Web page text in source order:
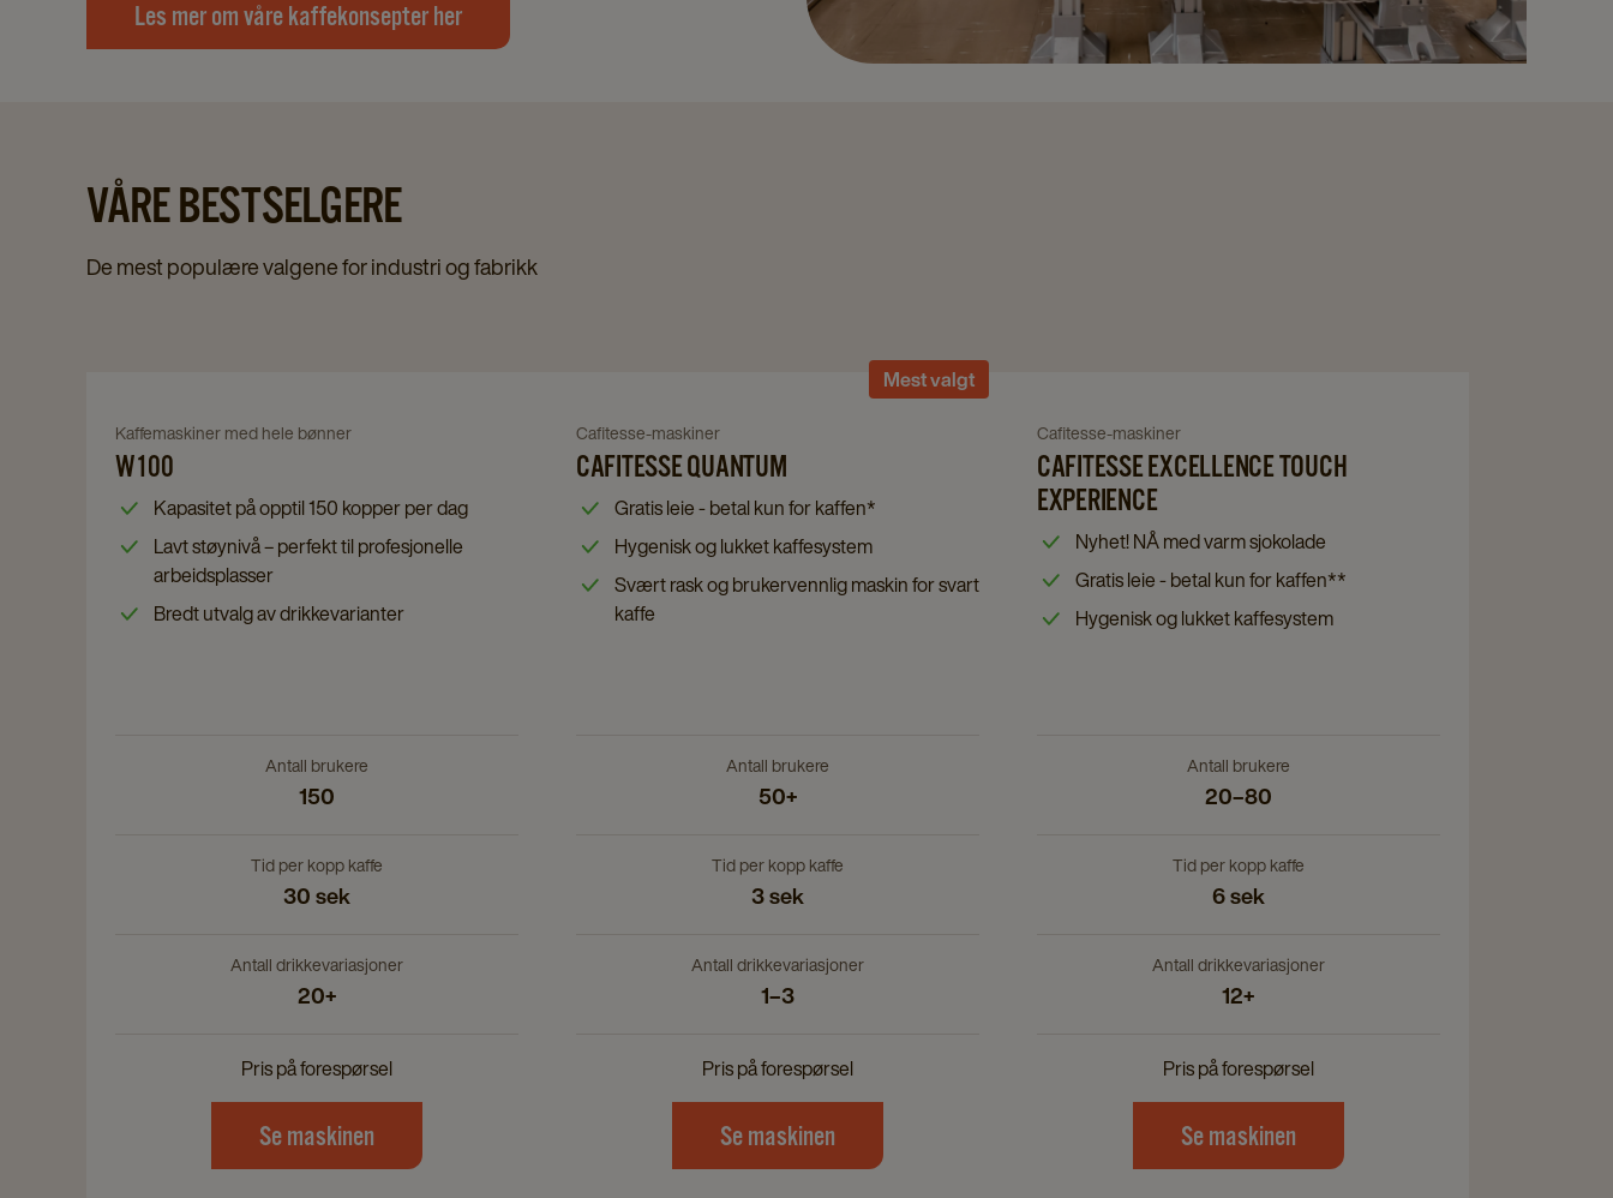
Les mer om våre kaffekonsepter her
VÅRE BESTSELGERE
De mest populære valgene for industri og fabrikk
to
W100
details
page
Navigate
to
W100
details
page
Kaffemaskiner med hele bønner
W100
Kapasitet på opptil 150 kopper per dag
Lavt støynivå – perfekt til profesjonelle
arbeidsplasser
Bredt utvalg av drikkevarianter
Antall brukere
150
Tid per kopp kaffe
30 sek
Antall drikkevariasjoner
20+
Pris på forespørsel
Se maskinen
Mest valgt
Cafitesse
Quantum
details
page
Navigate
to
Cafitesse
Quantum
details
page
Cafitesse-maskiner
CAFITESSE QUANTUM
Gratis leie - betal kun for kaffen*
Hygenisk og lukket kaffesystem
Svært rask og brukervennlig maskin for svart
kaffe
Antall brukere
50+
Tid per kopp kaffe
3 sek
Antall drikkevariasjoner
1–3
Pris på forespørsel
Se maskinen
Cafitesse
Excellence
Touch
Experience
details
page
Navigate
to
Cafitesse
Excellence
Touch
Experience
details
Cafitesse-maskiner
CAFITESSE EXCELLENCE TOUCH
EXPERIENCE
Nyhet! NÅ med varm sjokolade
Gratis leie - betal kun for kaffen**
Hygenisk og lukket kaffesystem
Antall brukere
20–80
Tid per kopp kaffe
6 sek
Antall drikkevariasjoner
12+
Pris på forespørsel
Se maskinen